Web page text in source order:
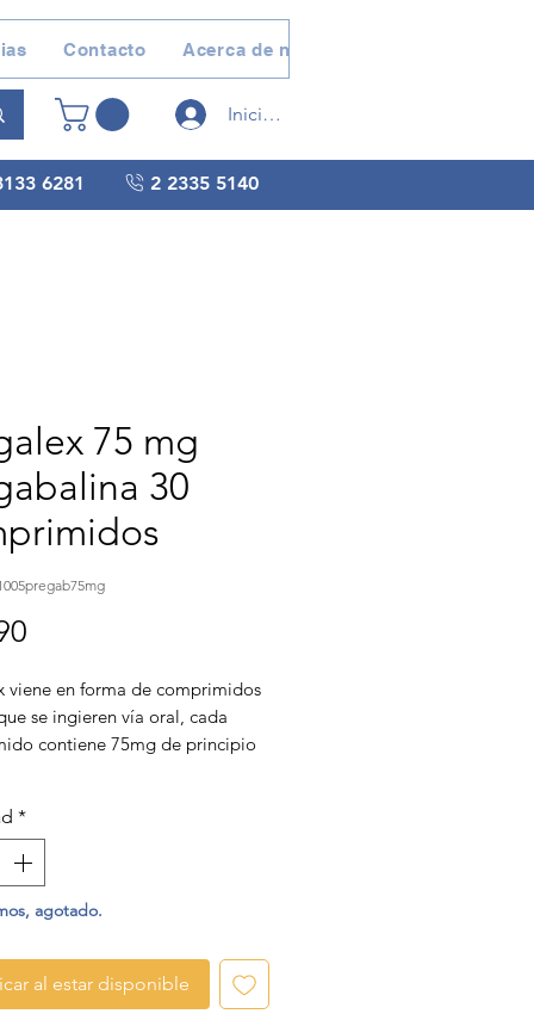
Contacto Acerca de nosotros
Iniciar sesión
2 2335 5140
6281
75 mg
30
viene en forma de comprimidos
se ingieren vía oral, cada
contiene 75mg de principio
*
agotado.
al estar disponible